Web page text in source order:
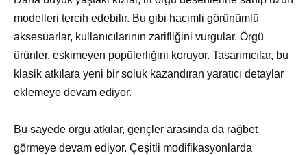
modelleri tercih edebilir. Bu gibi hacimli görünümlü
aksesuarlar, kullanıcılarının zarifliğini vurgular. Örgü
ürünler, eskimeyen popülerliğini koruyor. Tasarımcılar, bu
klasik atkılara yeni bir soluk kazandıran yaratıcı detaylar
eklemeye devam ediyor.
Bu sayede örgü atkılar, gençler arasında da rağbet
görmeye devam ediyor. Çeşitli modifikasyonlarda